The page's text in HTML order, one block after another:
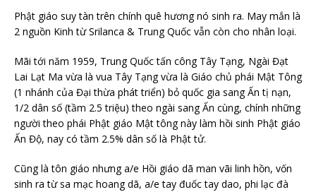
Phật giáo suy tàn trên chính quê hương nó sinh ra. May mắn là
2 nguồn Kinh từ Srilanca & Trung Quốc vẫn còn cho nhân loại.
Mãi tới năm 1959, Trung Quốc tấn công Tây Tạng, Ngài Đạt
Lai Lạt Ma vừa là vua Tây Tạng vừa là Giáo chủ phái Mật Tông
(1 nhánh của Đại thừa phát triển) bỏ quốc gia sang Ấn tị nạn,
1/2 dân số (tầm 2.5 triệu) theo ngài sang Ấn cùng, chính những
người theo phái Phật giáo Mật tông này làm hồi sinh Phật giáo
Ấn Độ, nay có tầm 2.5% dân số là Phật tử.
Cũng là tôn giáo nhưng a/e Hồi giáo dã man vãi linh hồn, vốn
sinh ra từ sa mạc hoang dã, a/e tay đuốc tay dao, phi lạc đà